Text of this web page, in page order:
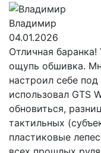
Владимир
04.01.2026
Отличная
ощупь обшивка.
настроил себе
использовал GTS
обновиться,
тактильных
пластиковые